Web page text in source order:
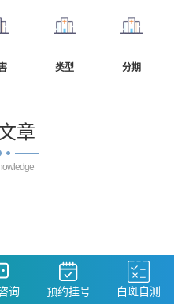
类型 分期
章
询 预约挂号 白斑自测